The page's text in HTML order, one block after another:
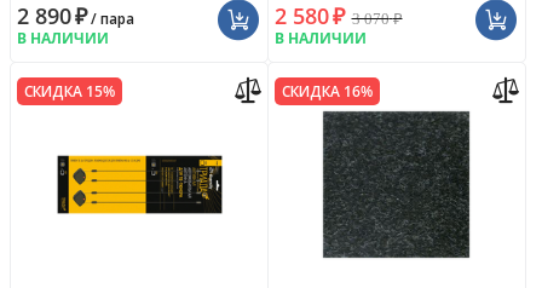
2 890₽/ пара
В НАЛИЧИИ
2 580₽ 3 070₽
В НАЛИЧИИ
СКИДКА 15% СКИДКА 16%